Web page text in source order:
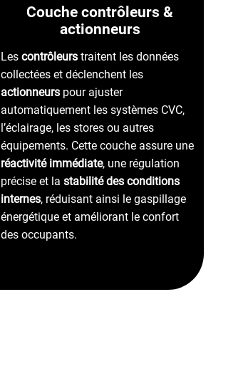
Couche contrôleurs &
actionneurs
Lescontrôleurs traitent les données
collectées et déclenchent les
actionneurs pour ajuster
automatiquement les systèmes CVC,
l’éclairage, les stores ou autres
équipements. Cette couche assure une
réactivité immédiate, une régulation
précise et lastabilité des conditions
internes, réduisant ainsi le gaspillage
énergétique et améliorant le confort
des occupants.